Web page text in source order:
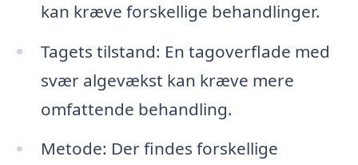
kan kræve forskellige behandlinger.
Tagets tilstand: En tagoverflade med
svær algevækst kan kræve mere
omfattende behandling.
Metode: Der findes forskellige